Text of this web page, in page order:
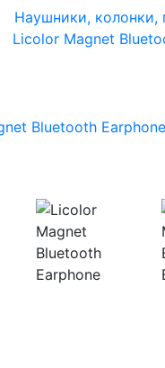
Наушники, колонки,
Licolor Magnet